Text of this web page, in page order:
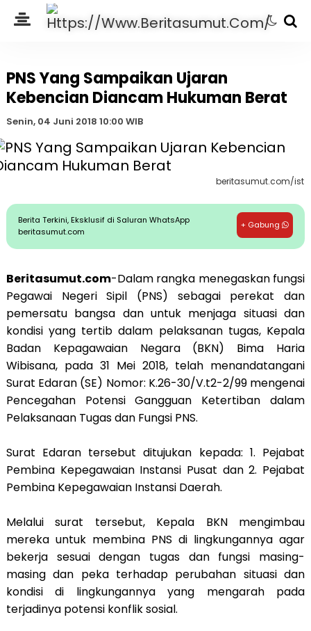
PNS Yang Sampaikan Ujaran
Kebencian Diancam Hukuman Berat
Senin, 04 Juni 2018 10:00 WIB
beritasumut.com/ist
Berita Terkini, Eksklusif di Saluran WhatsApp
beritasumut.com
+ Gabung
Beritasumut.com-Dalam rangka menegaskan fungsi
Pegawai Negeri Sipil (PNS) sebagai perekat dan
pemersatu bangsa dan untuk menjaga situasi dan
kondisi yang tertib dalam pelaksanan tugas, Kepala
Badan Kepagawaian Negara (BKN) Bima Haria
Wibisana, pada 31 Mei 2018, telah menandatangani
Surat Edaran (SE) Nomor: K.26-30/V.t2-2/99 mengenai
Pencegahan Potensi Gangguan Ketertiban dalam
Pelaksanaan Tugas dan Fungsi PNS.
Surat Edaran tersebut ditujukan kepada: 1. Pejabat
Pembina Kepegawaian Instansi Pusat dan 2. Pejabat
Pembina Kepegawaian Instansi Daerah.
Melalui surat tersebut, Kepala BKN mengimbau
mereka untuk membina PNS di lingkungannya agar
bekerja sesuai dengan tugas dan fungsi masing-
masing dan peka terhadap perubahan situasi dan
kondisi di lingkungannya yang mengarah pada
terjadinya potensi konflik sosial.